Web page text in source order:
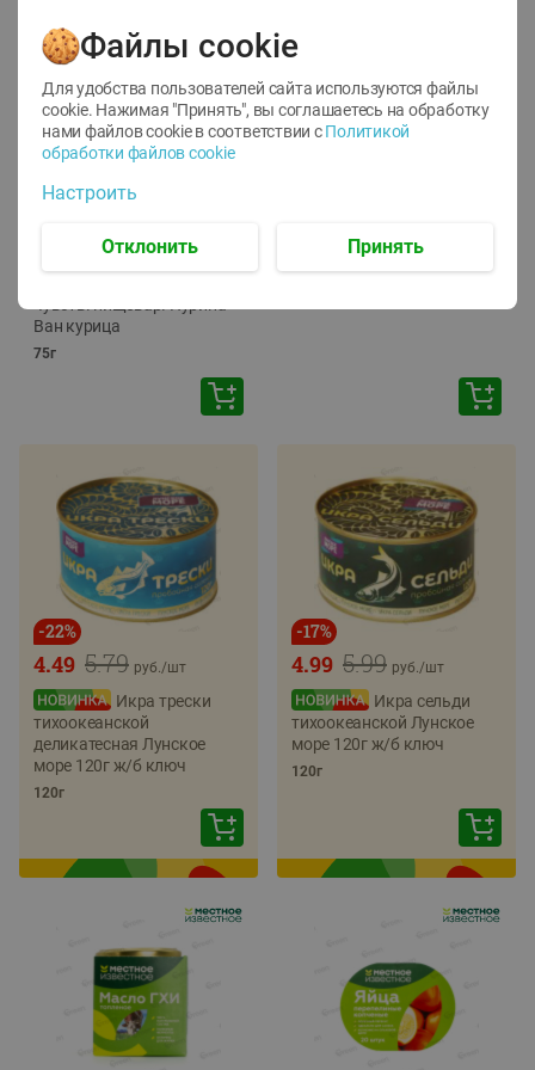
- 12
руб./шт
Ван курица
75г
ТОФУ Vegetus ТВЕРДЫЙ
-22%
5.79
4.49 руб./шт
Икра трески
тихоокеанской
деликатесная Лунское
море 120г ж/б ключ
120г
-17%
5.99
4.99 руб./шт
Икра сельди
тихоокеанской Лунское
море 120г ж/б ключ
120г
Файлы cookie
Для удобства пользователей сайта используются файлы
cookie. Нажимая "Принять", вы соглашаетесь на обработку
нами файлов cookie в соответствии с Политикой
обработки файлов cookie
Настроить
Отклонить Принять